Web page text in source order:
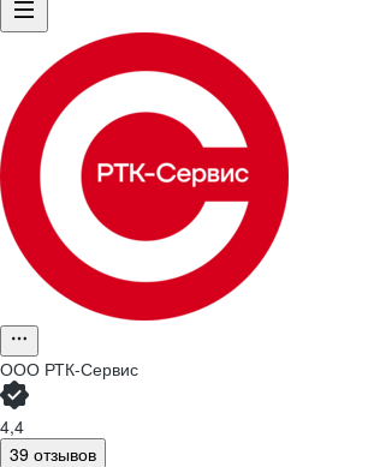
ООО РТК-Сервис
4,4
39 отзывов